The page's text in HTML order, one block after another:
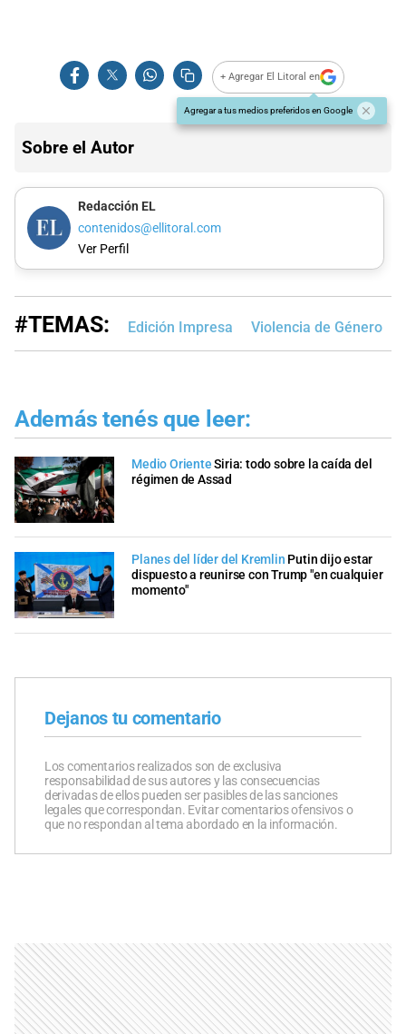
+ Agregar El Litoral en
Agregar a tus medios preferidos en Google
Sobre el Autor
Redacción EL
contenidos@ellitoral.com
Ver Perfil
#TEMAS: Edición Impresa Violencia de Género
Además tenés que leer:
Medio Oriente Siria: todo sobre la caída del
régimen de Assad
Planes del líder del Kremlin Putin dijo estar
dispuesto a reunirse con Trump "en cualquier
momento"
Dejanos tu comentario
Los comentarios realizados son de exclusiva
responsabilidad de sus autores y las consecuencias
derivadas de ellos pueden ser pasibles de las sanciones
legales que correspondan. Evitar comentarios ofensivos o
que no respondan al tema abordado en la información.